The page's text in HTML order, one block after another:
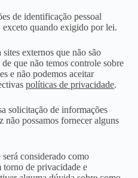
de identificação pessoal
quando exigido por lei.
externos que não são
que não temos controle sobre
e não podemos aceitar
políticas de privacidade.
solicitação de informações
não possamos fornecer alguns
considerado como
torno de privacidade e